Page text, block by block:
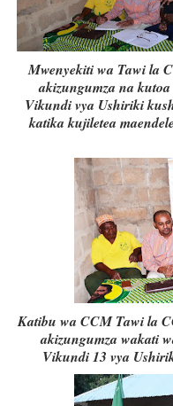
Mwenyekiti wa Tawi la
akizungumza na
Vikundi vya Ushiriki
katika kujiletea
Katibu wa CCM Tawi la
akizungumza wakati
Vikundi 13 vya